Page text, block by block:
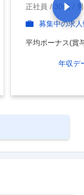
正社員
30代
募集中の求
平均ボーナス(賞
年収デ